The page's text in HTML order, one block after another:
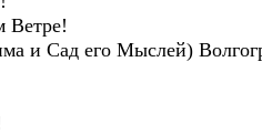
Ветре!
и Сад его Мыслей)